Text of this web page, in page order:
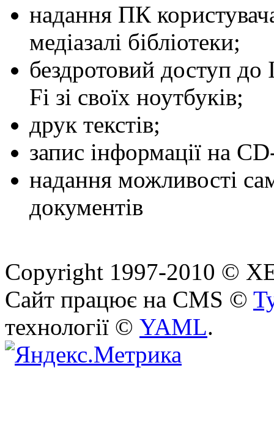
надання ПК
медіазалі бібліотеки;
бездротовий доступ до
Fi зі своїх ноутбуків;
друк текстів;
запис інформації на
надання можливості
документів
Copyright 1997-2010 ©
Сайт працює на CMS ©
технології © YAML.